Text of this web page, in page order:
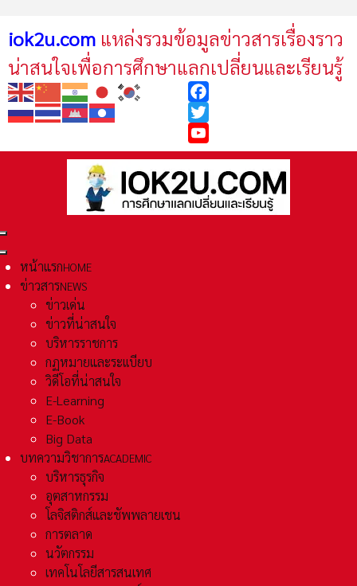
iok2u.com แหล่งรวมข้อมูลข่าวสารเรื่องราว
น่าสนใจเพื่อการศึกษาแลกเปลี่ยนและเรียนรู้
Facebook
Twitter
YouTube
หน้าแรกHOME
ข่าวสารNEWS
ข่าวเด่น
ข่าวที่น่าสนใจ
บริหารราชการ
กฏหมายและระเเบียบ
วิดีโอที่น่าสนใจ
E-Learning
E-Book
Big Data
บทความวิชาการACADEMIC
บริหารธุรกิจ
อุตสาหกรรม
โลจิสติกส์และชัพพลายเชน
การตลาด
นวัตกรรม
เทคโนโลยีสารสนเทศ